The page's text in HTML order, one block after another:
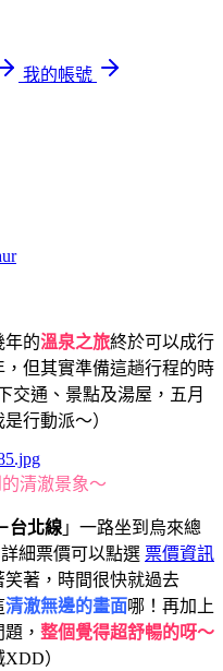
我的帳號
年的溫泉之旅終於可以成行
但其實準備這趟行程的時
交通、景點及湯屋，五月
行動派～）
清澈景象～
台北線 」一路坐到烏來總
細票價可以點選 票價資訊
著，時間很快就過去
清澈無邊的畫面哪！再加上
， 整個覺得超舒暢的呀～
）